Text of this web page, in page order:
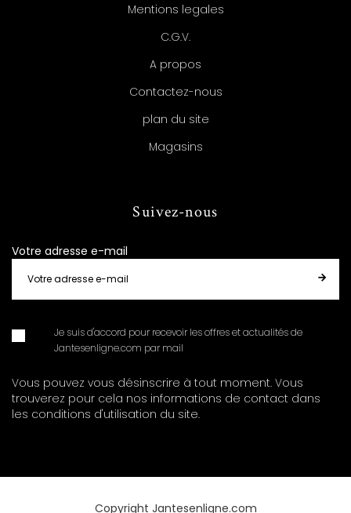
Mentions legales
C.G.V.
A propos
Contactez-nous
plan du site
Magasins
Suivez-nous
Votre adresse e-mail
Je suis d'accord pour recevoir les offres et actualités de
Jantesenligne.com par mail
Vous pouvez vous désinscrire à tout moment. Vous
trouverez pour cela nos informations de contact dans
les conditions d'utilisation du site.
Copyright Jantesenligne.com